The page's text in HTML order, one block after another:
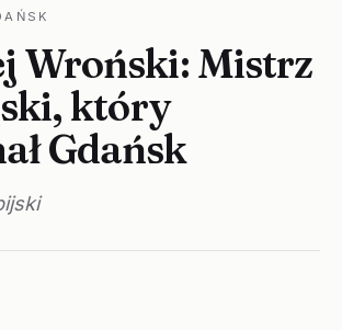
Wroński: Mistrz
który
Gdańsk